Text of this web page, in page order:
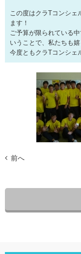
この度はクラTコンシェ
ます！
ご予算が限られている
いうことで、私たちも嬉
今度ともクラTコンシェ
前へ